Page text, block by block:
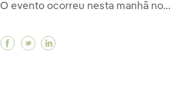
O evento ocorreu nesta manhã no...
Facebook Sua Majestade, o Rei
Twitter Sua Majestade, o
Linkedin Sua Majestade,